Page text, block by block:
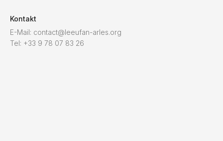
Kontakt
E-Mail: contact@leeufan-arles.org
Tel: +33 9 78 07 83 26